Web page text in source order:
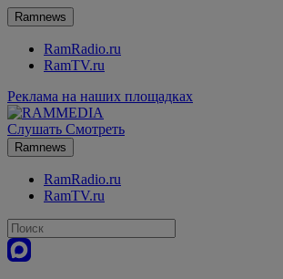
Ramnews
RamRadio.ru
RamTV.ru
Реклама на наших площадках
Слушать Смотреть
Ramnews
RamRadio.ru
RamTV.ru